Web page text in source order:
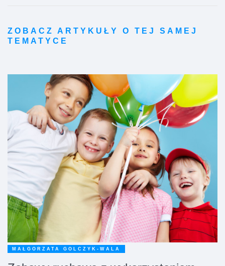
ZOBACZ ARTYKUŁY O TEJ SAMEJ
TEMATYCE
MAŁGORZATA GOLCZYK-WALA